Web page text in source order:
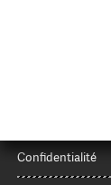
Confidentialité